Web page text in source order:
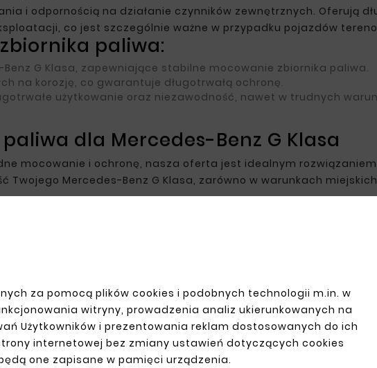
za pomocą plików cookies i podobnych technologii m.in. w
witryny, prowadzenia analiz ukierunkowanych na
Użytkowników i prezentowania reklam dostosowanych do ich
internetowej bez zmiany ustawień dotyczących cookies
one zapisane w pamięci urządzenia.
i odpornością na działanie czynników zewnętrznych. Oferują
co jest szczególnie ważne w przypadku pojazdów
paliwa:
G Klasa, zapewniające stabilne mocowanie zbiornika paliwa.
na korozję, co gwarantuje długotrwałą ochronę.
użytkowanie oraz niezawodność, nawet w trudnych
dla Mercedes-Benz G Klasa
mocowanie i ochronę, nasza oferta jest idealnym
Mercedes-Benz G Klasa, zarówno w warunkach